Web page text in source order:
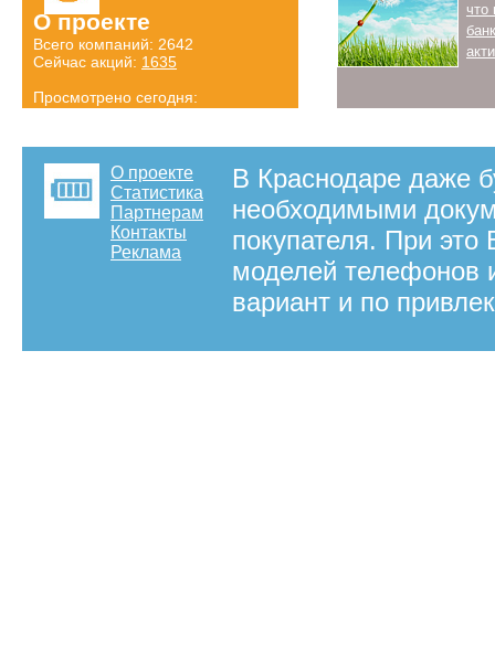
О проекте
Всего компаний: 2642
Сейчас акций: 1635
Просмотрено сегодня:
что
О проекте
Статистика
Партнерам
Контакты
Реклама
В Краснодаре даже
необходимыми
покупателя. При
моделей телефонов
вариант и по